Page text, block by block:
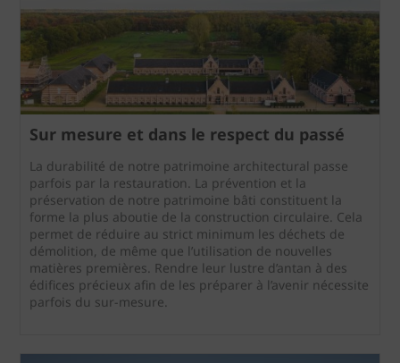
Sur mesure et dans le respect du passé
La durabilité de notre patrimoine architectural passe
parfois par la restauration. La prévention et la
préservation de notre patrimoine bâti constituent la
forme la plus aboutie de la construction circulaire. Cela
permet de réduire au strict minimum les déchets de
démolition, de même que l’utilisation de nouvelles
matières premières. Rendre leur lustre d’antan à des
édifices précieux afin de les préparer à l’avenir nécessite
parfois du sur-mesure.